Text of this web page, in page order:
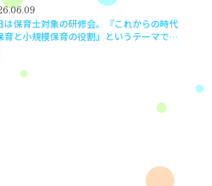
は保育士対象の研修会。『これからの時代
育と小規模保育の役割』というテーマで京
益って何だろう？等…職員で考えながら楽